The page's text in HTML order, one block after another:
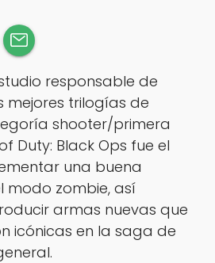
responsable de
mejores trilogías de
shooter/primera
Duty: Black Ops fue el
una buena
modo zombie, así
armas nuevas que
icónicas en la saga de